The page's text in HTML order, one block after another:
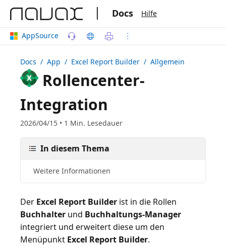
| Docs Hilfe
AppSource
Docs / App / Excel Report Builder / Allgemein
Rollencenter-
Integration
2026/04/15 • 1 Min. Lesedauer
In diesem Thema
Weitere Informationen
Der Excel Report Builder ist in die Rollen
Buchhalter und Buchhaltungs-Manager
integriert und erweitert diese um den
Menüpunkt Excel Report Builder.